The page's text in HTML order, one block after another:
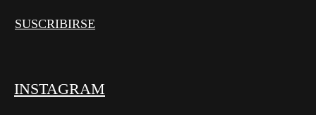
INSTAGRAM